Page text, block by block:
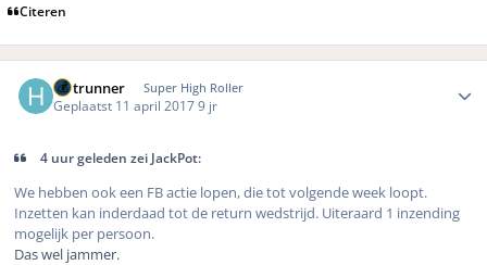
Citeren
Hotrunner Super High Roller
Geplaatst 11 april 20179 jr
4 uur geleden zei JackPot:
We hebben ook een FB actie lopen, die tot volgende week loopt.
Inzetten kan inderdaad tot de return wedstrijd. Uiteraard 1 inzending
mogelijk per persoon.
Das wel jammer.